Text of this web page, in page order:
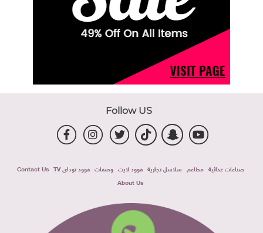
Follow US
صناعات غذائية مطاعم سلاسل تجارية فوود لايت وصفات فوود توداى TV
Contact Us
About Us